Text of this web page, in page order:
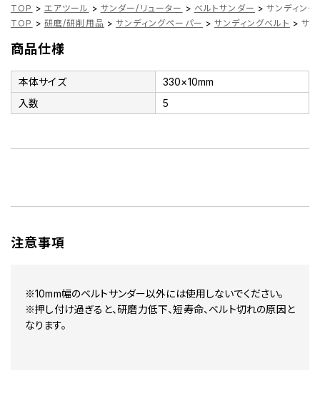
TOP > エアツール > サンダー/リューター > ベルトサンダー > サンディン
TOP > 研磨/研削用品 > サンディングペーパー > サンディングベルト > サ
商品仕様
本体サイズ
330×10mm
入数
5
注意事項
※10mm幅のベルトサンダー以外には使用しないでください。
※押し付け過ぎると、研磨力低下、短寿命、ベルト切れの原因と
なります。